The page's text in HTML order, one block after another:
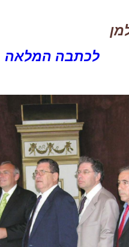
לכתבה המלאה